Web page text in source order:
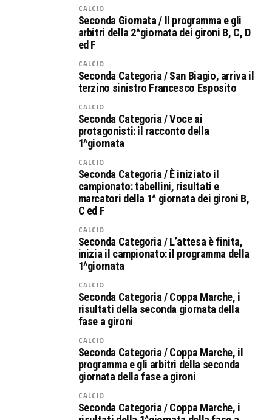
CALCIO
Seconda Giornata / Il programma e gli
arbitri della 2^giornata dei gironi B, C, D
ed F
CALCIO
Seconda Categoria / San Biagio, arriva il
terzino sinistro Francesco Esposito
CALCIO
Seconda Categoria / Voce ai
protagonisti: il racconto della
1^giornata
CALCIO
Seconda Categoria / È iniziato il
campionato: tabellini, risultati e
marcatori della 1^ giornata dei gironi B,
C ed F
CALCIO
Seconda Categoria / L’attesa è finita,
inizia il campionato: il programma della
1^giornata
CALCIO
Seconda Categoria / Coppa Marche, i
risultati della seconda giornata della
fase a gironi
CALCIO
Seconda Categoria / Coppa Marche, il
programma e gli arbitri della seconda
giornata della fase a gironi
CALCIO
Seconda Categoria / Coppa Marche, i